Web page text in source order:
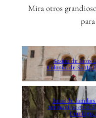
Mira otros
Sesión de fotos
Colonial de Santo
Fotos de
hermanitos en el
Domingo,